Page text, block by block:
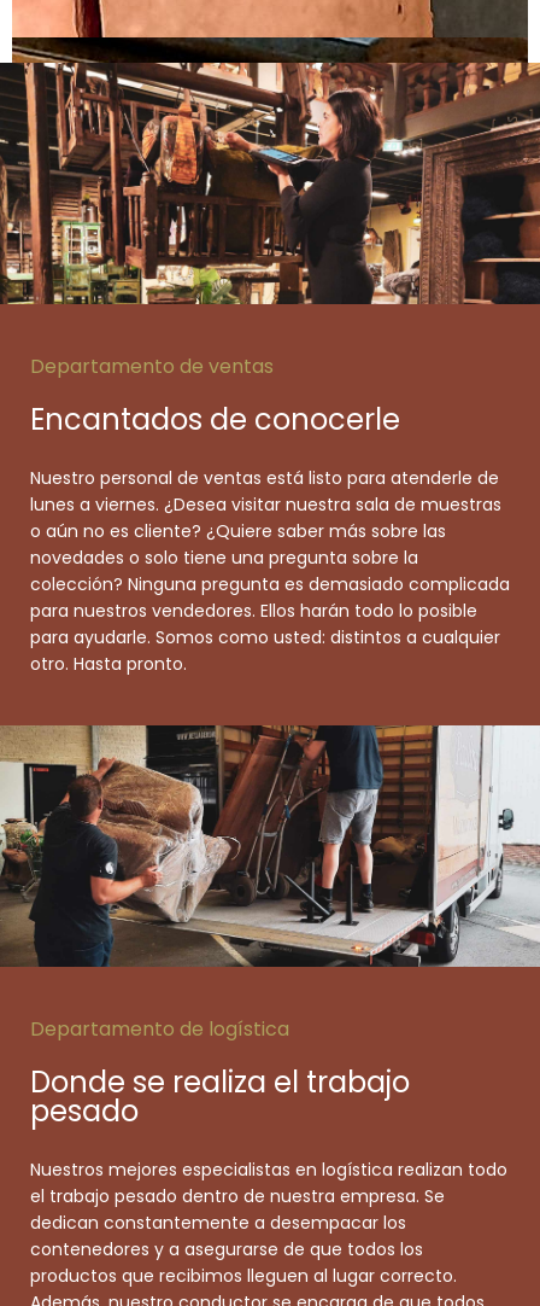
Departamento de ventas
Encantados de conocerle
Nuestro personal de ventas está listo para atenderle de
lunes a viernes. ¿Desea visitar nuestra sala de muestras
o aún no es cliente? ¿Quiere saber más sobre las
novedades o solo tiene una pregunta sobre la
colección? Ninguna pregunta es demasiado complicada
para nuestros vendedores. Ellos harán todo lo posible
para ayudarle. Somos como usted: distintos a cualquier
otro. Hasta pronto.
Departamento de logística
Donde se realiza el trabajo
pesado
Nuestros mejores especialistas en logística realizan todo
el trabajo pesado dentro de nuestra empresa. Se
dedican constantemente a desempacar los
contenedores y a asegurarse de que todos los
productos que recibimos lleguen al lugar correcto.